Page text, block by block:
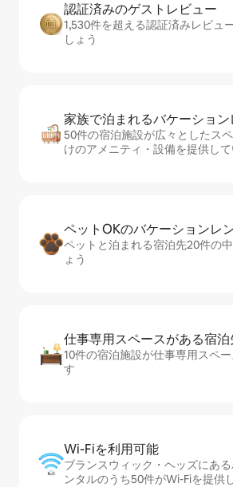
認証済みのゲ⁠ス⁠ト⁠レ⁠ビ⁠ュ⁠ー
1,530件を超える認証済みレビュ
しょう
家族で泊まれるバ⁠ケ⁠ー⁠シ⁠ョ⁠
50件の宿泊施設が広々としたス
けのアメニティ・設備を提供し
ペットOKのバ⁠ケ⁠ー⁠シ⁠ョ⁠ンレ⁠
ペットと泊まれる宿泊先20件の
ょう
仕事専用ス⁠ペ⁠ー⁠スがあ⁠る宿⁠泊⁠
10件の宿泊施設が仕事専用スペ
す
Wi-Fiを利⁠用⁠可⁠能
ブランスウィック・ヘッズにあ
ンタルのうち50件がWi-Fiを提供